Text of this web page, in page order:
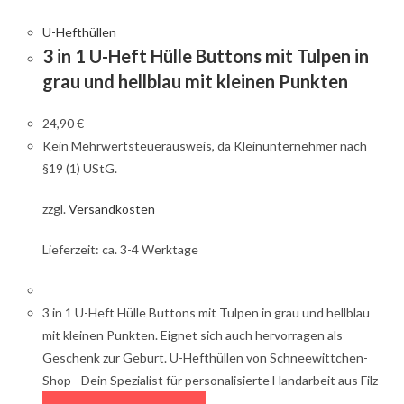
U-Hefthüllen
3 in 1 U-Heft Hülle Buttons mit Tulpen in
grau und hellblau mit kleinen Punkten
24,90€
Kein Mehrwertsteuerausweis, da Kleinunternehmer nach
§19 (1) UStG.
zzgl.Versandkosten
Lieferzeit: ca. 3-4 Werktage
3 in 1 U-Heft Hülle Buttons mit Tulpen in grau und hellblau
mit kleinen Punkten. Eignet sich auch hervorragen als
Geschenk zur Geburt. U-Hefthüllen von Schneewittchen-
Shop - Dein Spezialist für personalisierte Handarbeit aus Filz